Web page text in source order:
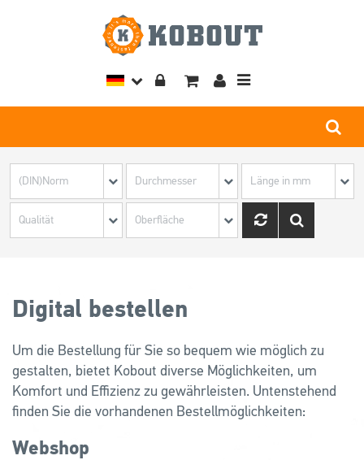
Toggle
Digital bestellen
Um die Bestellung für Sie so bequem wie möglich zu
gestalten, bietet Kobout diverse Möglichkeiten, um
Komfort und Effizienz zu gewährleisten. Untenstehend
finden Sie die vorhandenen Bestellmöglichkeiten:
Webshop